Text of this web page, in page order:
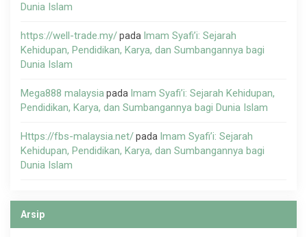
Dunia Islam
https://well-trade.my/pada Imam Syafi’i: Sejarah
Kehidupan, Pendidikan, Karya, dan Sumbangannya bagi
Dunia Islam
Mega888 malaysiapada Imam Syafi’i: Sejarah Kehidupan,
Pendidikan, Karya, dan Sumbangannya bagi Dunia Islam
Https://fbs-malaysia.net/pada Imam Syafi’i: Sejarah
Kehidupan, Pendidikan, Karya, dan Sumbangannya bagi
Dunia Islam
Arsip